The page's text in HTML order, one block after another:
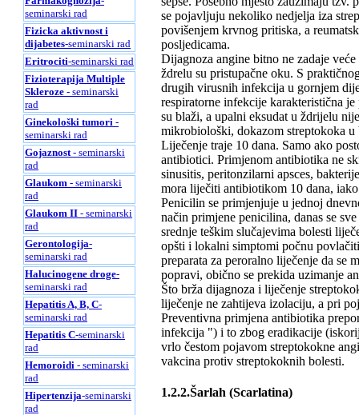
seminarski rad
Fizicka aktivnost i
dijabetes-seminarski rad
Eritrociti-seminarski rad
Fizioterapija Multiple
Skleroze - seminarski
rad
Ginekološki tumori -
seminarski rad
Gojaznost- seminarski
rad
Glaukom - seminarski
rad
Glaukom II - seminarski
rad
Gerontologija-
seminarski rad
Halucinogene droge-
seminarski rad
Hepatitis A, B, C-
seminarski rad
Hepatitis C-seminarski
rad
Hemoroidi - seminarski
rad
Hipertenzija-seminarski
rad
se pojavljuju nekoliko nedjelja iza
povišenjem krvnog pritiska, a
posljedicama.
Dijagnoza angine bitno ne zadaje
ždrelu su pristupačne oku. S
drugih virusnih infekcija u gornjem
respiratorne infekcije karakteristična
su blaži, a upalni eksudat u ždrijelu
mikrobiološki, dokazom streptokoka
Liječenje traje 10 dana. Samo ako
antibiotici. Primjenom antibiotika ne
sinusitis, peritonzilarni apsces,
mora liječiti antibiotikom 10 dana,
Penicilin se primjenjuje u jednoj
način primjene penicilina, danas se
srednje teškim slučajevima bolesti
opšti i lokalni simptomi počnu
preparata za peroralno liječenje da se
popravi, obično se prekida uzimanje
Što brža dijagnoza i liječenje
liječenje ne zahtijeva izolaciju, a pri
Preventivna primjena antibiotika
infekcija ") i to zbog eradikacije
vrlo čestom pojavom streptokokne
vakcina protiv streptokoknih bolesti.
1.2.2.Šarlah (Scarlatina)